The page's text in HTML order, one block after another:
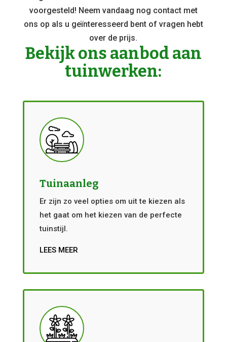
voorgesteld! Neem vandaag nog contact met
ons op als u geïnteresseerd bent of vragen hebt
over de prijs.
Bekijk ons aanbod aan
tuinwerken:
Tuinaanleg
Er zijn zo veel opties om uit te kiezen als
het gaat om het kiezen van de perfecte
tuinstijl.
LEES MEER